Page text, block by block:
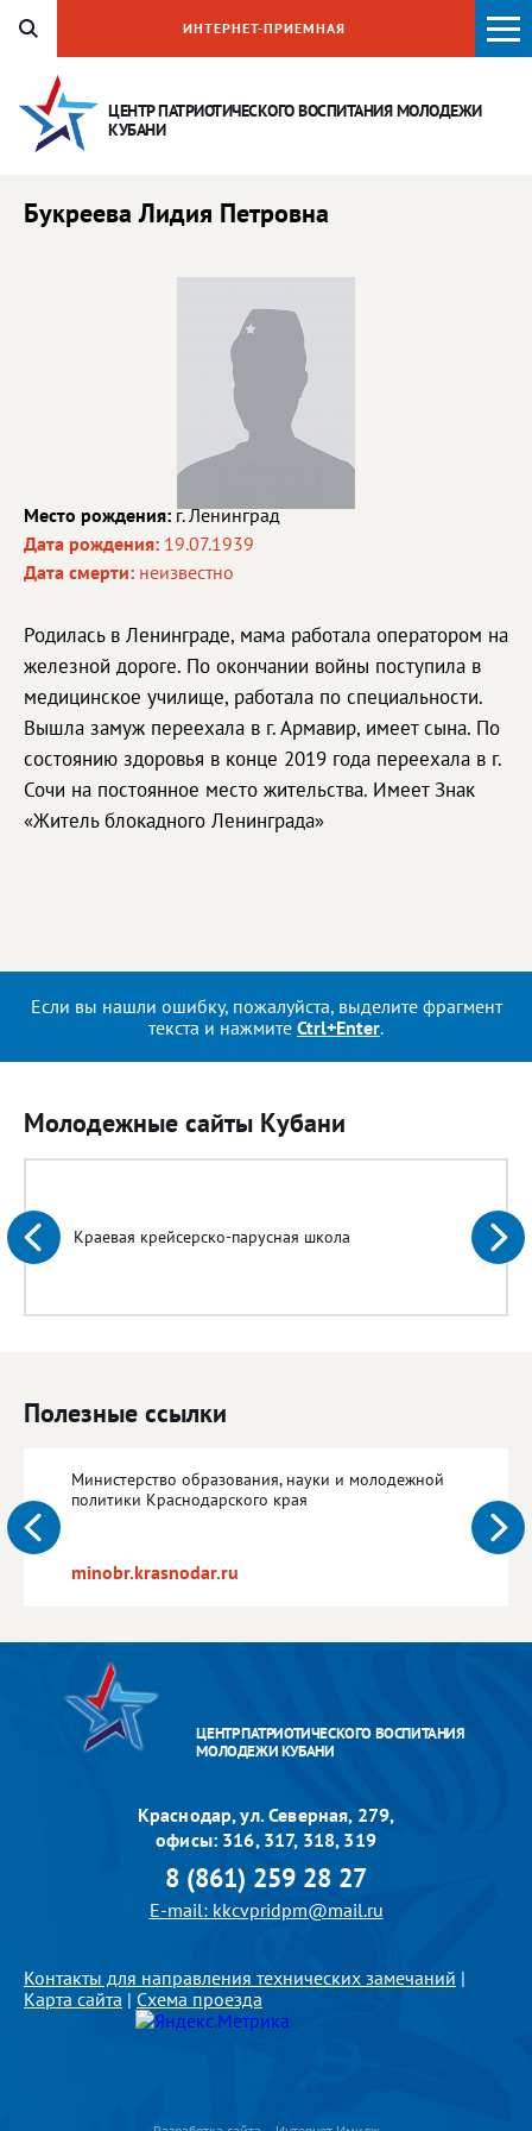
ЦЕНТР ПАТРИОТИЧЕСКОГО ВОСПИТАНИЯМОЛОДЕЖИ
КУБАНИ
ИНТЕРНЕТ-ПРИЕМНАЯ
Букреева Лидия Петровна
Место рождения: г. Ленинград
Дата рождения: 19.07.1939
Дата смерти: неизвестно
Родилась в Ленинграде, мама работала оператором на
железной дороге. По окончании войны поступила в
медицинское училище, работала по специальности.
Вышла замуж переехала в г. Армавир, имеет сына. По
состоянию здоровья в конце 2019 года переехала в г.
Сочи на постоянное место жительства. Имеет Знак
«Житель блокадного Ленинграда»
Если вы нашли ошибку, пожалуйста, выделите фрагмент
текста и нажмите Ctrl+Enter.
Молодежные сайты Кубани
Краевая крейсерско-парусная школа
Полезные ссылки
Министерство образования, науки и молодежной
политики Краснодарского края
minobr.krasnodar.ru
ЦЕНТР ПАТРИОТИЧЕСКОГО ВОСПИТАНИЯ
МОЛОДЕЖИ КУБАНИ
Краснодар, ул. Северная, 279,
офисы: 316, 317, 318, 319
8 (861) 259 28 27
E-mail: kkcvpridpm@mail.ru
Контакты для направления технических замечаний |
Карта сайта | Схема проезда